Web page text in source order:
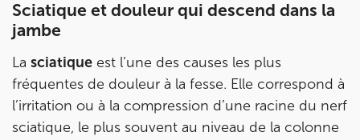
Sciatique et douleur qui descend dans la
jambe
La sciatique est l’une des causes les plus
fréquentes de douleur à la fesse. Elle correspond à
l’irritation ou à la compression d’une racine du nerf
sciatique, le plus souvent au niveau de la colonne
380 Av. de la Division Leclerc 92290
Châtenay-Malabry
380 Av. de la Division Leclerc 92290 Châtenay-
01 43 50 05 24